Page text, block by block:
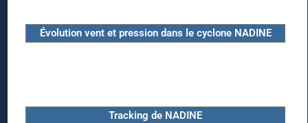
Évolution vent et pression dans le cyclone NADINE
Tracking de NADINE